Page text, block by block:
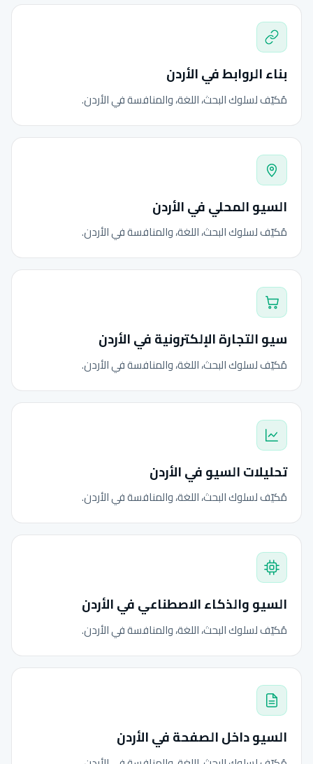
بناء الروابط في الأردن
مُكيّف لسلوك البحث، اللغة، والمنافسة في الأردن.
السيو المحلي في الأردن
مُكيّف لسلوك البحث، اللغة، والمنافسة في الأردن.
سيو التجارة الإلكترونية في الأردن
مُكيّف لسلوك البحث، اللغة، والمنافسة في الأردن.
تحليلات السيو في الأردن
مُكيّف لسلوك البحث، اللغة، والمنافسة في الأردن.
السيو والذكاء الاصطناعي في الأردن
مُكيّف لسلوك البحث، اللغة، والمنافسة في الأردن.
السيو داخل الصفحة في الأردن